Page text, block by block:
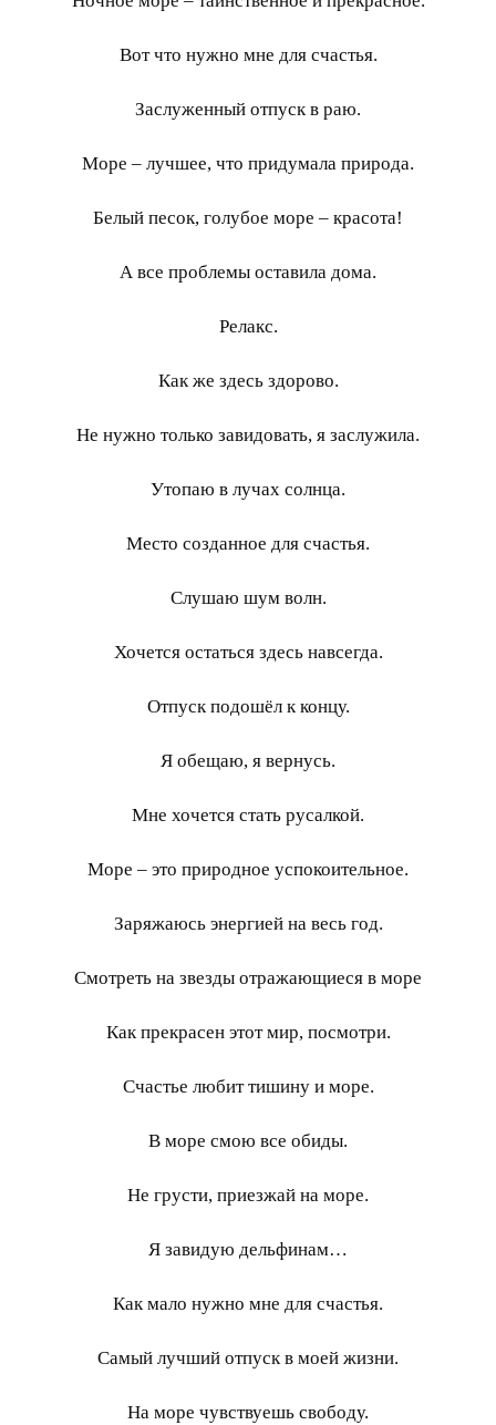
Вот что нужно мне для счастья.
Заслуженный отпуск в раю.
Море – лучшее, что придумала природа.
Белый песок, голубое море – красота!
А все проблемы оставила дома.
Релакс.
Как же здесь здорово.
Не нужно только завидовать, я заслужила.
Утопаю в лучах солнца.
Место созданное для счастья.
Слушаю шум волн.
Хочется остаться здесь навсегда.
Отпуск подошёл к концу.
Я обещаю, я вернусь.
Мне хочется стать русалкой.
Море – это природное успокоительное.
Заряжаюсь энергией на весь год.
Смотреть на звезды отражающиеся в море
Как прекрасен этот мир, посмотри.
Счастье любит тишину и море.
В море смою все обиды.
Не грусти, приезжай на море.
Я завидую дельфинам…
Как мало нужно мне для счастья.
Самый лучший отпуск в моей жизни.
На море чувствуешь свободу.